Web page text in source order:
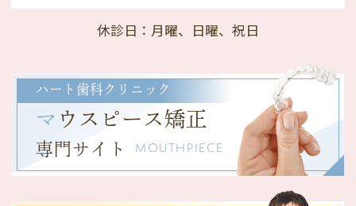
休診日 ：月曜、日曜、祝日
ハート歯科クリニック
マ ウスピース矯正
専門サイト MOUTHPIECE